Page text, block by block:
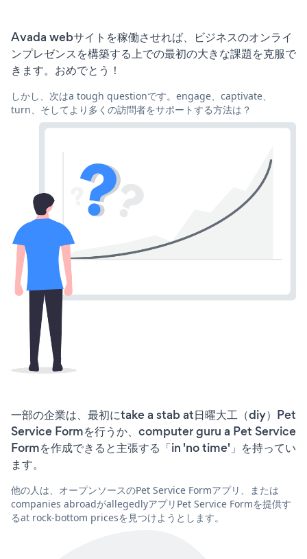
Avada webサイトを稼働させれば、ビジネスのオンライ
ンプレゼンスを構築する上での最初の大きな課題を克服で
きます。おめでとう！
しかし、次はa tough questionです。engage、captivate、
turn、そしてより多くの訪問者をサポートする方法は？
一部の企業は、最初にtake a stab at日曜大工（diy）Pet
Service Formを行うか、computer guru a Pet Service
Formを作成できると主張する「in 'no time'」を持ってい
ます。
他の人は、オープンソースのPet Service Formアプリ、または
companies abroadがallegedlyアプリPet Service Formを提供す
るat rock-bottom pricesを見つけようとします。